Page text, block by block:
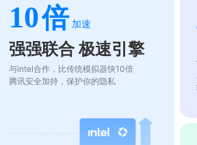
10倍 加速
强强联合 极速引擎
与intel合作，比传统模拟器快10倍
腾讯安全加持，保护你的隐私